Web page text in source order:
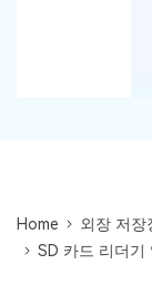
Home
외장 저장
SD 카드 리더기